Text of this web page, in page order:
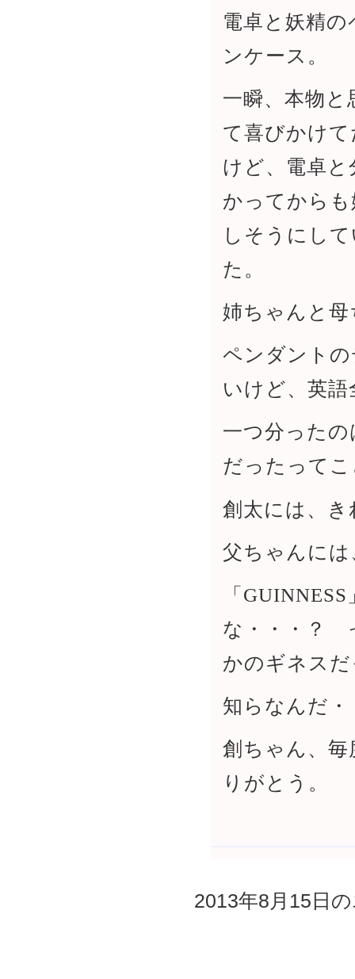
電卓と妖精の
ンケース。
一瞬、本物と
て喜びかけて
けど、電卓と
かってからも
しそうにし
た。
姉ちゃんと
ペンダント
いけど、英
一つ分った
だったって
創太には、
父ちゃんに
「
な・・・？
かのギネス
知らなんだ
創ちゃん、
りがとう。
2013年8月15日